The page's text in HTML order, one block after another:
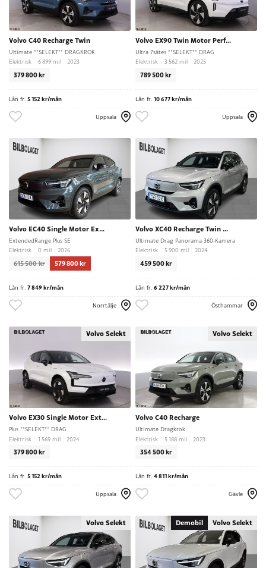
Volvo C40 Recharge Twin
Ultimate **SELEKT** DRAGKROK
Elektrisk
6 899 mil 2023
379 800 kr
Lån fr. 5 152 kr/mån
Uppsala
Volvo EX90 Twin Motor Performance 7-seater
Ultra 7sätes **SELEKT** DRAG
Elektrisk
3 562 mil 2025
789 500 kr
Lån fr. 10 677 kr/mån
Uppsala
Volvo EC40 Single Motor Extended Range
ExtendedRange Plus SE
Elektrisk
0 mil 2026
615 500 kr 579 800 kr
Lån fr. 7 849 kr/mån
Norrtälje
Volvo XC40 Recharge Twin motor
Ultimate Drag Panorama 360-Kamera
Elektrisk
5 900 mil 2024
459 500 kr
Lån fr. 6 227 kr/mån
Östhammar
Volvo Selekt
Volvo EX30 Single Motor Extended Range
Plus **SELEKT** DRAG
Elektrisk
1 569 mil 2024
379 800 kr
Lån fr. 5 152 kr/mån
Uppsala
Volvo Selekt
Volvo C40 Recharge
Ultimate Dragkrok
Elektrisk
5 188 mil 2023
354 500 kr
Lån fr. 4 811 kr/mån
Gävle
Volvo Selekt Demobil Volvo Selekt